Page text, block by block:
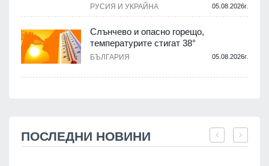
РУСИЯ И УКРАЙНА 05.08.2026г.
Слънчево и опасно горещо,
температурите стигат 38°
БЪЛГАРИЯ 05.08.2026г.
ПОСЛЕДНИ НОВИНИ